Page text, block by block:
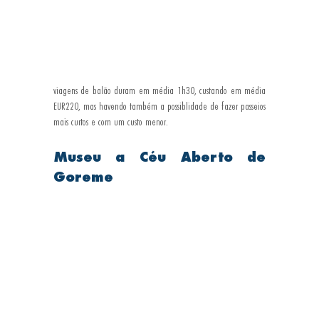
viagens de balão duram em média 1h30, custando em média
EUR220, mas havendo também a possiblidade de fazer passeios
mais curtos e com um custo menor.
Museu a Céu Aberto de
Goreme